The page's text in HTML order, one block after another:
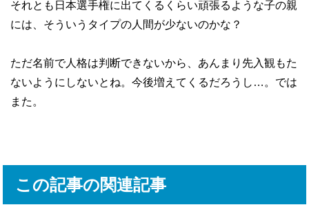
それとも日本選手権に出てくるくらい頑張るような子の親
には、そういうタイプの人間が少ないのかな？
ただ名前で人格は判断できないから、あんまり先入観もた
ないようにしないとね。今後増えてくるだろうし…。では
また。
この記事の関連記事